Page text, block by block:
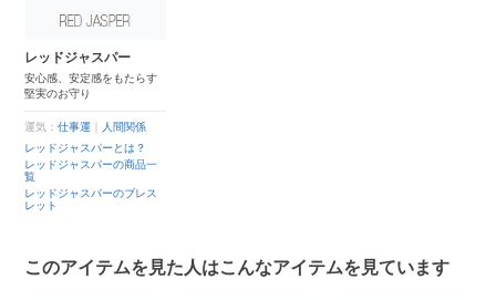
レッドジャスパー
安心感、安定感をもたらす
堅実のお守り
運気：仕事運
人間関係
レッドジャスパーとは？
レッドジャスパーの商品一
覧
レッドジャスパーのブレス
レット
このアイテムを見た人はこんなアイテムを見ています